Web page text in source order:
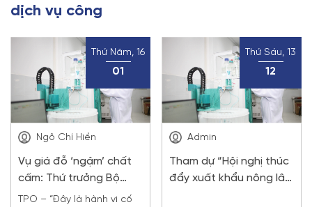
dịch vụ công
Thứ Năm, 16
01
Ngô Chí Hiền
Vụ giá đỗ ‘ngậm’ chất
cấm: Thứ trưởng Bộ
Nông nghiệp nói thẳng
TPO – “Đây là hành vi cố
Thứ Sáu, 13
12
Admin
Tham dự “Hội nghị thúc
đẩy xuất khẩu nông lâm